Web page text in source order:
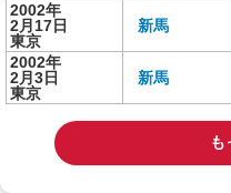
2002年
2月17日
東京
新馬
2002年
2月3日
東京
新馬
も